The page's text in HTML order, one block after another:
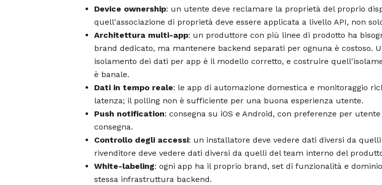
Device ownership: un utente deve reclamare la proprietà del proprio
quell'associazione di proprietà deve essere applicata a livello API, non
Architettura multi-app: un produttore con più linee di prodotto ha
brand dedicato, ma mantenere backend separati per ognuna è costoso.
isolamento dei dati per app è il modello corretto, e costruire
è banale.
Dati in tempo reale: le app di automazione domestica e monitoraggio
latenza; il polling non è sufficiente per una buona esperienza utente.
Push notification: consegna su iOS e Android, con preferenze per
consegna.
Controllo degli accessi: un installatore deve vedere dati diversi da
rivenditore deve vedere dati diversi da quelli del team interno del
White-labeling: ogni app ha il proprio brand, set di funzionalità e
stessa infrastruttura backend.